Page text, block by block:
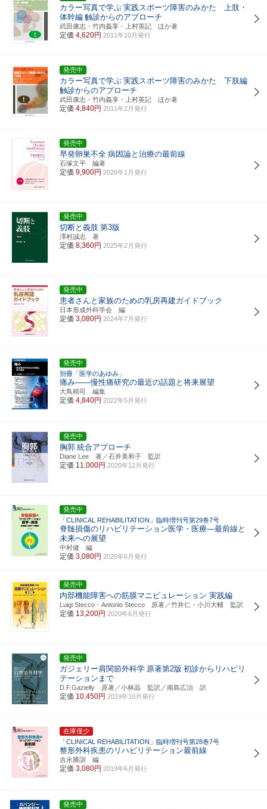
カラー写真で学ぶ 実践スポーツ障害のみかた 上肢・
体幹編 触診からのアプローチ
武田康志・竹内義享・上村英記 ほか著
定価 4,620円 2011年10月発行
発売中
カラー写真で学ぶ 実践スポーツ障害のみかた 下肢編
触診からのアプローチ
武田康志・竹内義享・上村英記 ほか著
定価 4,840円 2011年2月発行
発売中
早発卵巣不全 病因論と治療の最前線
石塚文平 編著
定価 9,900円 2026年1月発行
発売中
切断と義肢 第3版
澤村誠志 著
定価 8,360円 2025年2月発行
発売中
患者さんと家族のための乳房再建ガイドブック
日本形成外科学会 編
定価 3,080円 2024年7月発行
発売中
別冊「医学のあゆみ」
痛み――慢性痛研究の最近の話題と将来展望
大鳥精司 編集
定価 4,840円 2022年5月発行
発売中
胸郭 統合アプローチ
Diane Lee 著／石井美和子 監訳
定価 11,000円 2020年12月発行
発売中
「CLINICAL REHABILITATION」臨時増刊号第29巻7号
脊髄損傷のリハビリテーション医学・医療―最前線と
未来への展望
中村健 編
定価 3,080円 2020年6月発行
発売中
内部機能障害への筋膜マニピュレーション 実践編
Luigi Stecco・Antonio Stecco 原著／竹井仁・小川大輔 監訳
定価 13,200円 2020年6月発行
発売中
ガジェリー肩関節外科学 原著第2版 初診からリハビリ
テーションまで
D.F.Gazielly 原著／小林晶 監訳／南島広治 訳
定価 10,450円 2019年10月発行
在庫僅少
「CLINICAL REHABILITATION」臨時増刊号第28巻7号
整形外科疾患のリハビリテーション最前線
吉永勝訓 編
定価 3,080円 2019年6月発行
発売中